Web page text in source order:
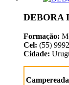
DEBORA
Formação:
Cel: (55)
Cidade:
Campereada